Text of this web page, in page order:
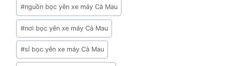
#nguồn bọc yên xe máy Cà Mau
#nơi bọc yên xe máy Cà Mau
#sỉ bọc yên xe máy Cà Mau